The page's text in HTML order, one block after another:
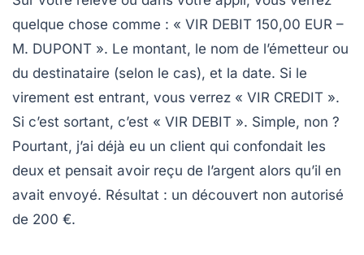
quelque chose comme : « VIR DEBIT 150,00 EUR –
M. DUPONT ». Le montant, le nom de l’émetteur ou
du destinataire (selon le cas), et la date. Si le
virement est entrant, vous verrez « VIR CREDIT ».
Si c’est sortant, c’est « VIR DEBIT ». Simple, non ?
Pourtant, j’ai déjà eu un client qui confondait les
deux et pensait avoir reçu de l’argent alors qu’il en
avait envoyé. Résultat : un découvert non autorisé
de 200 €.